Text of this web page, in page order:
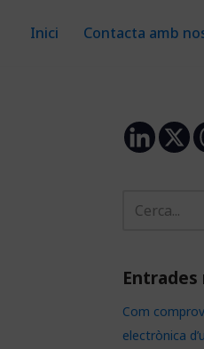
Inici Contacta amb
Com
electrònica